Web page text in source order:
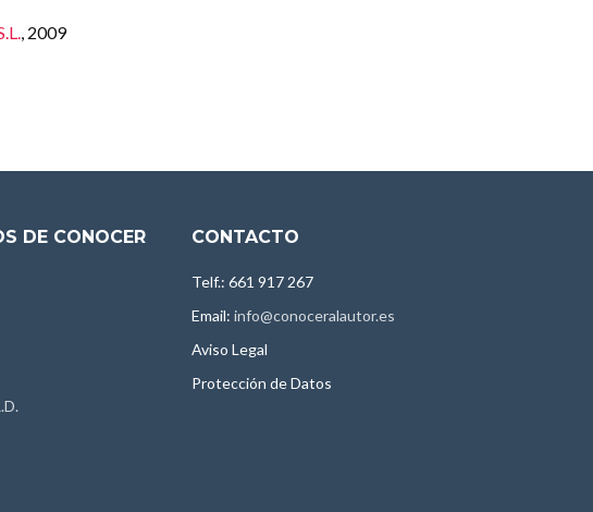
, 2009
DE CONOCER
CONTACTO
Telf.: 661 917 267
Email: info@conoceralautor.es
Aviso Legal
Protección de Datos